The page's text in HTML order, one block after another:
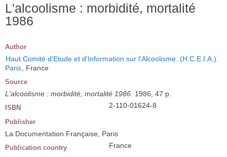
L'alcoolisme : morbidité, mortalité
1986
Author
Haut Comité d'Etude et d'Information sur l'Alcoolisme. (H.C.E.I.A.).
Paris , France
Source
L'alcoolisme : morbidité, mortalité 1986 . 1986, 47 p.
ISBN 2-110-01624-8
Publisher
La Documentation Française, Paris
Publication country France